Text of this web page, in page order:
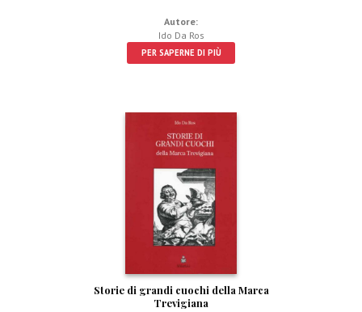
Autore:
Ido Da Ros
PER SAPERNE DI PIÙ
Storie di grandi cuochi della Marca
Trevigiana